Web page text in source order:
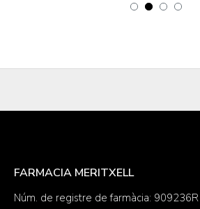
FARMACIA MERITXELL
Núm. de registre de farmàcia: 909236R